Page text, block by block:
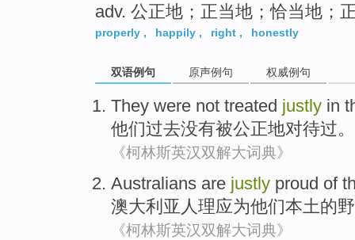
adv. 公正地；正当地；恰当地；
properly , happily , right , honestly
双语例句 原声例句 权威例句
They were not treated justly in
他们过去没有被公正地对待过。
《柯林斯英汉双解大词典》
Australians are justly proud of
澳大利亚 人理应为他们本土的
《柯林斯英汉双解大词典》